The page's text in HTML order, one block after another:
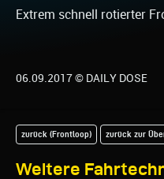
Extrem schnell rotierter
06.09.2017 © DAILY DOSE
Weitere
zurück (Frontloop) zurück zur